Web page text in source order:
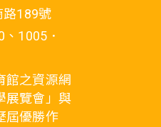
路189號
1005．
館之資源網
展覽會」與
屆優勝作